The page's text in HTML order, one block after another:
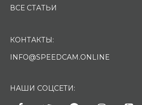
ВСЕ СТАТЬИ
КОНТАКТЫ:
INFO@SPEEDCAM.ONLINE
НАШИ СОЦСЕТИ: